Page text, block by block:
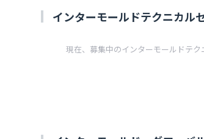
インターモールドテクニカル
現在、募集中のインターモールドテク